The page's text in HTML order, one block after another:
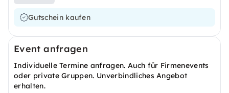
Gutschein kaufen
Event anfragen
Individuelle Termine anfragen. Auch für Firmenevents
oder private Gruppen. Unverbindliches Angebot
erhalten.